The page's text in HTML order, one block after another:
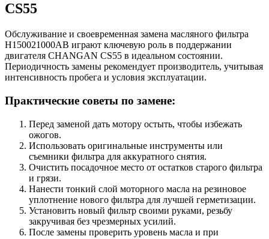
CS55
Обслуживание и своевременная замена масляного фильтра
H150021000AB играют ключевую роль в поддержании
двигателя CHANGAN CS55 в идеальном состоянии.
Периодичность замены рекомендует производитель, учитывая
интенсивность пробега и условия эксплуатации.
Практические советы по замене:
Перед заменой дать мотору остыть, чтобы избежать
ожогов.
Использовать оригинальные инструменты или
съемники фильтра для аккуратного снятия.
Очистить посадочное место от остатков старого фильтра
и грязи.
Нанести тонкий слой моторного масла на резиновое
уплотнение нового фильтра для лучшей герметизации.
Установить новый фильтр своими руками, резьбу
закручивая без чрезмерных усилий.
После замены проверить уровень масла и при